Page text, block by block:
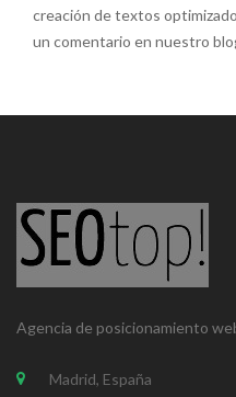
creación de textos
un comentario en nuestro
Agencia de posicionamiento
Madrid, España